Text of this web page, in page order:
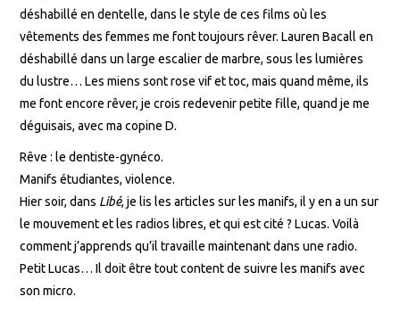
déshabillé en dentelle, dans le style de ces films où les
vêtements des femmes me font toujours rêver. Lauren Bacall en
déshabillé dans un large escalier de marbre, sous les lumières
du lustre… Les miens sont rose vif et toc, mais quand même, ils
me font encore rêver, je crois redevenir petite fille, quand je me
déguisais, avec ma copine D.
Rêve : le dentiste-gynéco.
Manifs étudiantes, violence.
Hier soir, dans Libé, je lis les articles sur les manifs, il y en a un sur
le mouvement et les radios libres, et qui est cité ? Lucas. Voilà
comment j’apprends qu’il travaille maintenant dans une radio.
Petit Lucas… Il doit être tout content de suivre les manifs avec
son micro.